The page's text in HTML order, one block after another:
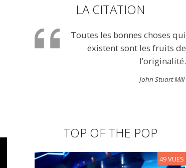
LA CITATION
Toutes les bonnes choses qui
existent sont les fruits de
l’originalité.
John Stuart Mill
TOP OF THE POP
49 VUES